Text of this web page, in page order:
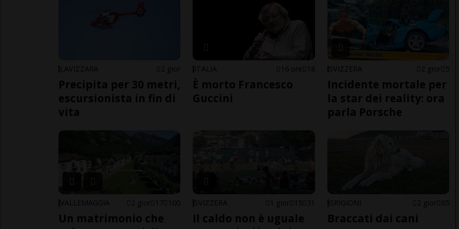
LAVIZZARA 2 gior
Precipita per 30 metri,
escursionista in fin di
vita
ITALIA 16 ore 18
È morto Francesco
Guccini
SVIZZERA 2 gior 5
Incidente mortale per
la star dei reality: ora
parla Porsche
VALLEMAGGIA 2 gior 17 100
Un matrimonio che
SVIZZERA 1 gior 15 31
Il caldo non è uguale
GRIGIONI 2 gior 65
Braccati dai cani